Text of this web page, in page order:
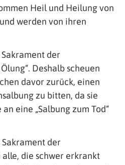
Heil und Heilung von
werden von ihren
der
Deshalb scheuen
davor zurück, einen
zu bitten, da sie
eine „Salbung zum Tod“
der
die schwer erkrankt